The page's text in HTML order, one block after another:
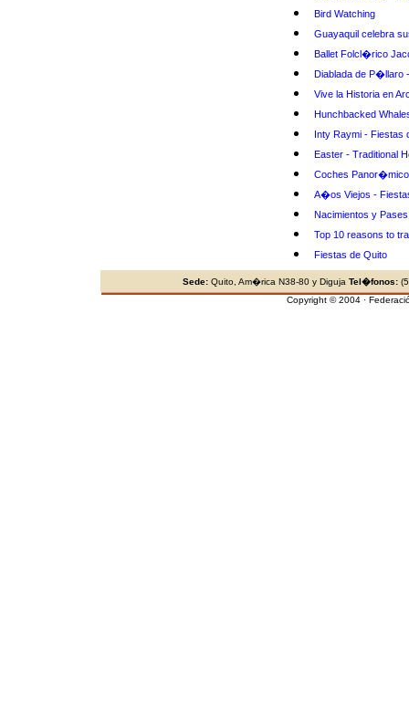
Bird Watching
Guayaquil celebra
Ballet Folcl�rico
Diablada de P�llaro
Vive la Historia en
Hunchbacked
Inty Raymi - Fiestas
Easter - Traditional
Coches
A�os Viejos -
Nacimientos y
Top 10 reasons to
Fiestas de Quito
Sede: Quito, Am�rica N38-80 y Diguja Tel�fonos:
Copyright © 2004 ·